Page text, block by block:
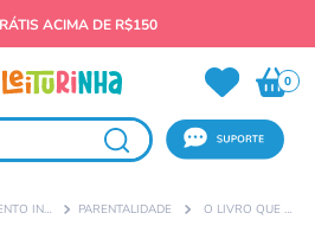
ACIMA DE R$150
0
DESENVOLVIMENTO INFANTIL PARENTALIDADE O LIVRO QUE VOCÊ GOSTARIA QUE SEUS PAIS TIVESSEM LIDO (E SEUS FILHOS FICARÃO GRATOS POR VOCÊ LER) - ED FONTANAR